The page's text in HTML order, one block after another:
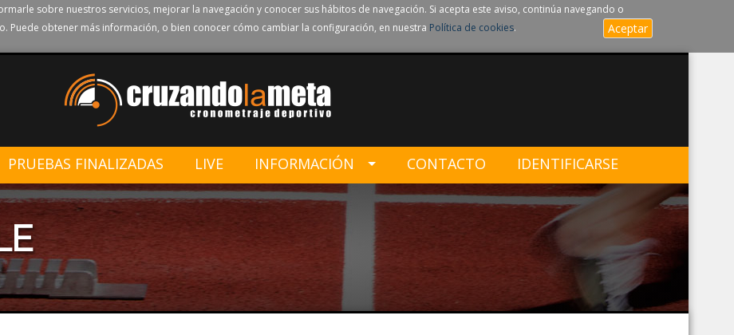
sobre nuestros servicios, mejorar la navegación y conocer sus hábitos de navegación. Si acepta este aviso, continúa navegando o
Puede obtener más información, o bien conocer cómo cambiar la configuración, en nuestra Política de cookies. Aceptar
PRUEBAS FINALIZADAS LIVE INFORMACIÓN CONTACTO IDENTIFICARSE